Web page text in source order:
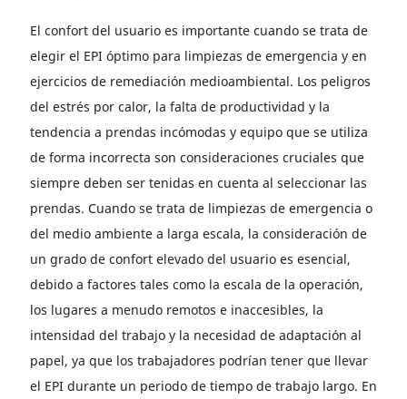
El confort del usuario es importante cuando se trata de
elegir el EPI óptimo para limpiezas de emergencia y en
ejercicios de remediación medioambiental. Los peligros
del estrés por calor, la falta de productividad y la
tendencia a prendas incómodas y equipo que se utiliza
de forma incorrecta son consideraciones cruciales que
siempre deben ser tenidas en cuenta al seleccionar las
prendas. Cuando se trata de limpiezas de emergencia o
del medio ambiente a larga escala, la consideración de
un grado de confort elevado del usuario es esencial,
debido a factores tales como la escala de la operación,
los lugares a menudo remotos e inaccesibles, la
intensidad del trabajo y la necesidad de adaptación al
papel, ya que los trabajadores podrían tener que llevar
el EPI durante un periodo de tiempo de trabajo largo. En